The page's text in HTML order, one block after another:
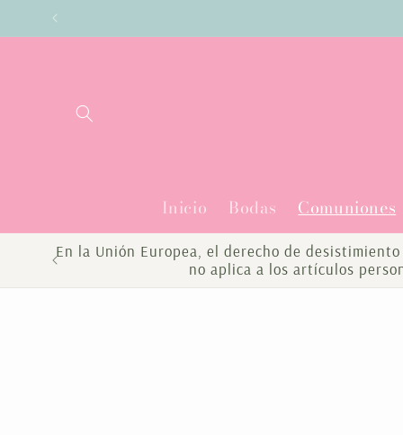
directamente
al contenido
Inicio Bodas Comuniones
En la Unión Europea, el derecho de
no aplica a los artículos